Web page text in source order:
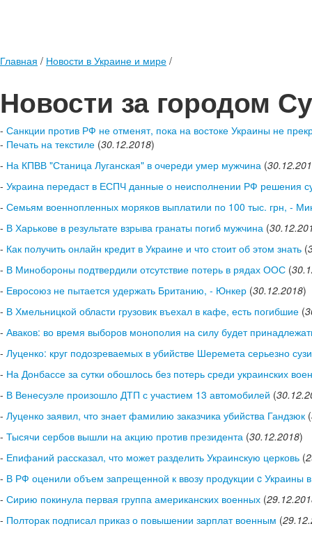
Главная / Новости в Украине и мире /
Новости за городом
- Санкции против РФ не отменят, пока на востоке Украины не
- Печать на текстиле (30.12.2018)
- На КПВВ "Станица Луганская" в очереди умер мужчина (
- Украина передаст в ЕСПЧ данные о неисполнении РФ решения
- Семьям военнопленных моряков выплатили по 100 тыс. грн, -
- В Харькове в результате взрыва гранаты погиб мужчина (
- Как получить онлайн кредит в Украине и что стоит об этом знать (
- В Минобороны подтвердили отсутствие потерь в рядах ООС (
- Евросоюз не пытается удержать Британию, - Юнкер (30.12.2018)
- В Хмельницкой области грузовик въехал в кафе, есть погибшие (
- Аваков: во время выборов монополия на силу будет
- Луценко: круг подозреваемых в убийстве Шеремета серьезно
- На Донбассе за сутки обошлось без потерь среди украинских
- В Венесуэле произошло ДТП с участием 13 автомобилей (
- Луценко заявил, что знает фамилию заказчика убийства Гандзюк (
- Тысячи сербов вышли на акцию против президента (30.12.2018)
- Епифаний рассказал, что может разделить Украинскую церковь (
- В РФ оценили объем запрещенной к ввозу продукции c Украины
- Сирию покинула первая группа американских военных (
- Полторак подписал приказ о повышении зарплат военным (